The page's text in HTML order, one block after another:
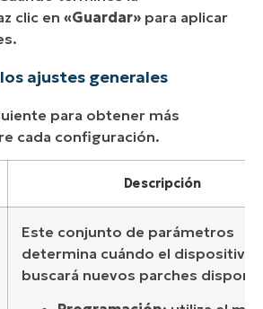
clic en «Guardar» para aplicar
ajustes generales
para obtener más
cada configuración.
Descripción
Este conjunto de parámetros
determina cuándo el dispositivo
buscará nuevos parches